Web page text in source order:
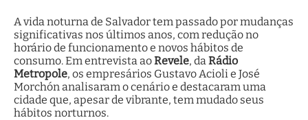
A vida noturna de Salvador tem passado por mudanças
significativas nos últimos anos, com redução no
horário de funcionamento e novos hábitos de
consumo. Em entrevista aoRevele, da Rádio
Metropole, os empresários Gustavo Acioli e José
Morchón analisaram o cenário e destacaram uma
cidade que, apesar de vibrante, tem mudado seus
hábitos norturnos.